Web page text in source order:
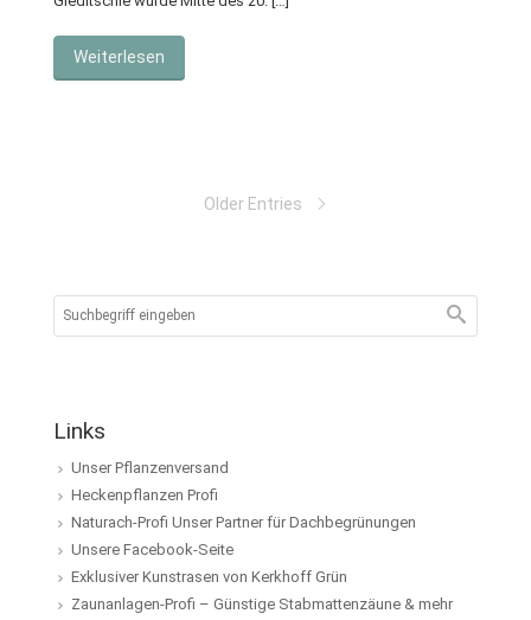
Weiterlesen
Older Entries
Links
Unser Pflanzenversand
Heckenpflanzen Profi
Naturach-Profi Unser Partner für Dachbegrünungen
Unsere Facebook-Seite
Exklusiver Kunstrasen von Kerkhoff Grün
Zaunanlagen-Profi – Günstige Stabmattenzäune & mehr